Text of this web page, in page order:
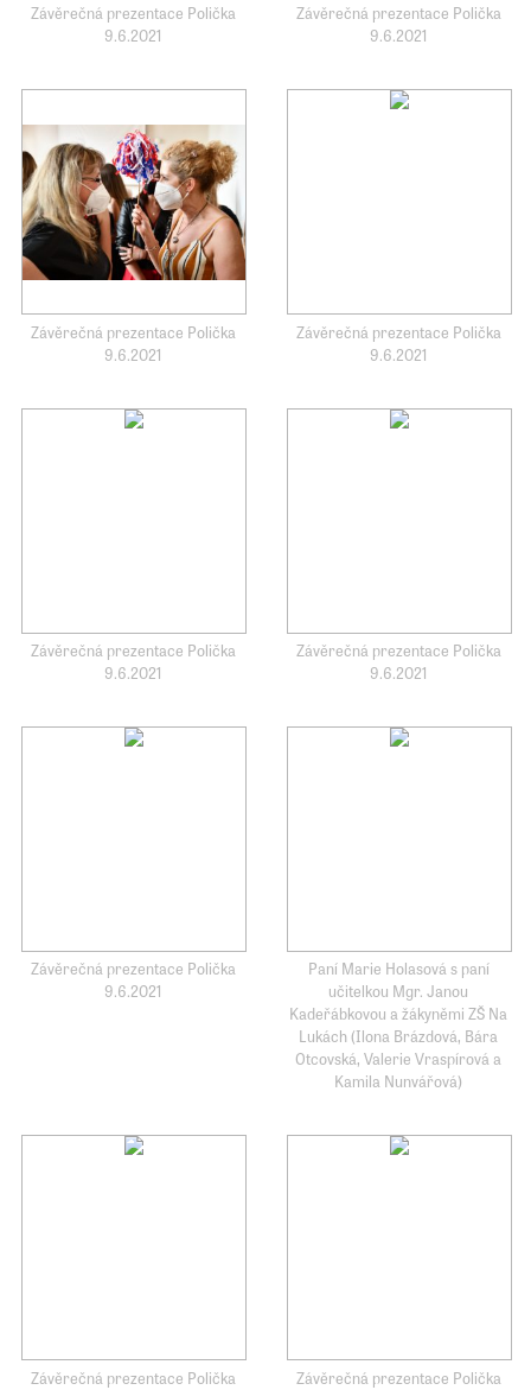
Závěrečná prezentace Polička
9.6.2021
Závěrečná prezentace Polička
9.6.2021
Závěrečná prezentace Polička
9.6.2021
Závěrečná prezentace Polička
9.6.2021
Závěrečná prezentace Polička
9.6.2021
Závěrečná prezentace Polička
9.6.2021
Závěrečná prezentace Polička
9.6.2021
Paní Marie Holasová s paní
učitelkou Mgr. Janou
Kadeřábkovou a žákyněmi ZŠ Na
Lukách (Ilona Brázdová, Bára
Otcovská, Valerie Vraspírová a
Kamila Nunvářová)
Závěrečná prezentace Polička
Závěrečná prezentace Polička